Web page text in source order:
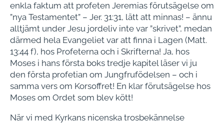
enkla faktum att profeten Jeremias förutsägelse om
”nya Testamentet” – Jer. 31:31, lätt att minnas! – ännu
alltjämt under Jesu jordeliv inte var ”skrivet”, medan
därmed hela Evangeliet var att finna i Lagen (Matt.
13:44 f), hos Profeterna och i Skrifterna! Ja, hos
Moses i hans första boks tredje kapitel läser vi ju
den första profetian om Jungfrufödelsen – och i
samma vers om Korsoffret! En klar förutsägelse hos
Moses om Ordet som blev kött!
När vi med Kyrkans nicenska trosbekännelse